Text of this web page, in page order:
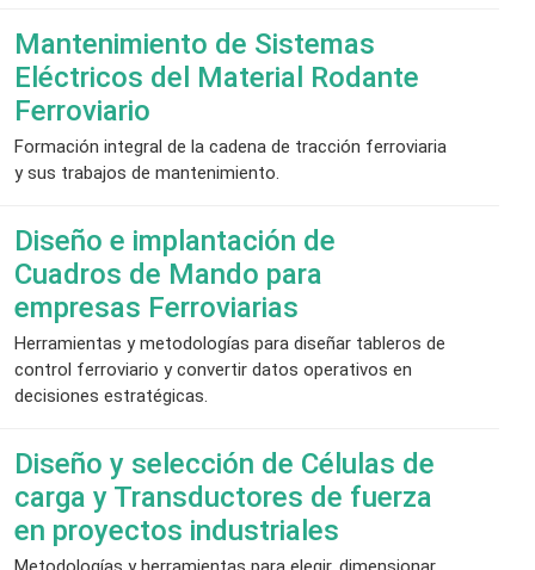
Mantenimiento de Sistemas
Eléctricos del Material Rodante
Ferroviario
Formación integral de la cadena de tracción ferroviaria
y sus trabajos de mantenimiento.
Diseño e implantación de
Cuadros de Mando para
empresas Ferroviarias
Herramientas y metodologías para diseñar tableros de
control ferroviario y convertir datos operativos en
decisiones estratégicas.
Diseño y selección de Células de
carga y Transductores de fuerza
en proyectos industriales